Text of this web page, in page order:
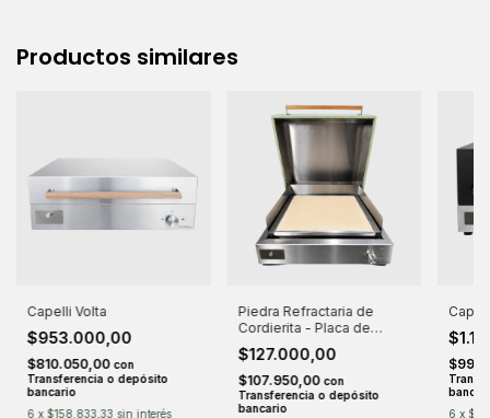
Productos similares
Capelli Volta
$953.000,00
$810.050,00 con
Transferencia o depósito
bancario
6 x $158.833,33 sin interés
Piedra Refractaria de
Cordierita - Placa de
cocción para Volta y Volta
Pro
$127.000,00
$107.950,00 con
Transferencia o depósito
bancario
6 x